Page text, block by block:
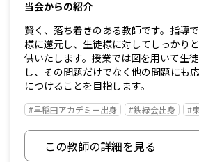
当会からの紹介
賢く、落ち着きのある教師です。指導
様に還元し、生徒様に対してしっかり
供いたします。授業では図を用いて生
し、その問題だけでなく他の問題にも
につけることを目指します。
#早稲田アカデミー出身 #鉄緑会出身 #
この教師の詳細を見る